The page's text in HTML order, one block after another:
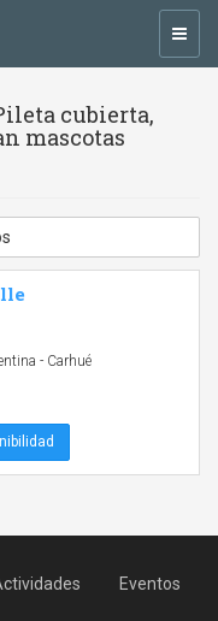
cubierta,
mascotas
- Carhué
Eventos